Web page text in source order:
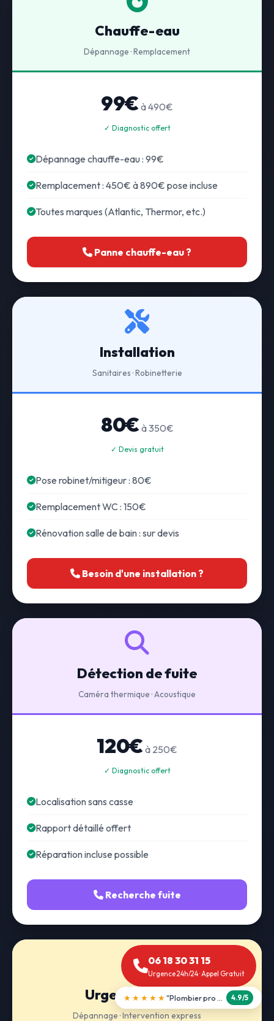
Chauffe-eau
Dépannage · Remplacement
99€ à 490€
✓ Diagnostic offert
Dépannage chauffe-eau : 99€
Remplacement : 450€ à 890€ pose incluse
Toutes marques (Atlantic, Thermor, etc.)
Panne chauffe-eau ?
Installation
Sanitaires · Robinetterie
80€ à 350€
✓ Devis gratuit
Pose robinet/mitigeur : 80€
Remplacement WC : 150€
Rénovation salle de bain : sur devis
Besoin d'une installation ?
Détection de fuite
Caméra thermique · Acoustique
120€ à 250€
✓ Diagnostic offert
Localisation sans casse
Rapport détaillé offert
Réparation incluse possible
Recherche fuite
Urgence 24h/24
Dépannage · Intervention express
06 18 30 31 15
Urgence 24h/24 · Appel Gratuit
★★★★★ "Débouchage WC en 30 min" 5.0/5